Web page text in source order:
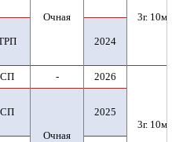
Очная 3г. 10м.
2024
СП - 2026
3г. 10м.
СП
Очная
2025